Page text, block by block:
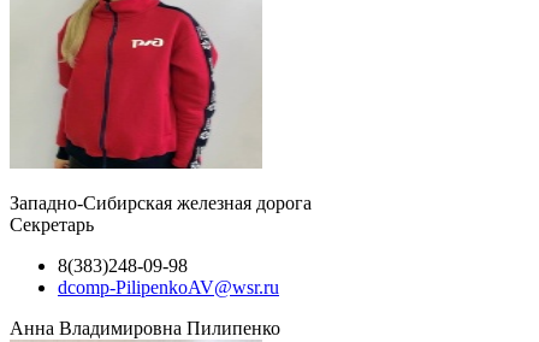
Западно-Сибирская железная дорога
Секретарь
8(383)248-09-98
dcomp-PilipenkoAV@wsr.ru
Анна Владимировна Пилипенко